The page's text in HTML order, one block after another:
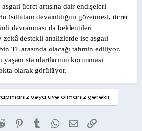
ücret artışına dair endişeleri
istihdam devamlılığını gözetmesi, ücret
davranması da beklentileri
destekli analizlerde ise asgari
TL arasında olacağı tahmin ediliyor.
yaşam standartlarının korunması
olarak görülüyor.
veya üye olmanız gerekir.
Reddit Pinterest
Tumblr WhatsApp
E-posta